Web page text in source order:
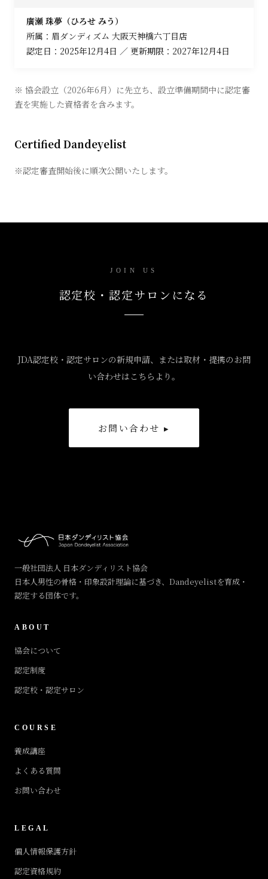
廣瀬 珠夢（ひろせ みう）
所属：眉ダンディズム 大阪天神橋六丁目店
認定日：2025年12月4日 ／ 更新期限：2027年12月4日
※ 協会設立（2026年6月）に先立ち、設立準備期間中に認定審
査を実施した資格者を含みます。
Certified Dandeyelist
※認定審査開始後に順次公開いたします。
JOIN US
認定校・認定サロンになる
JDA認定校・認定サロンの新規申請、または取材・提携のお問
い合わせはこちらより。
お問い合わせ ▸
一般社団法人 日本ダンディリスト協会
日本人男性の骨格・印象設計理論に基づき、Dandeyelistを育成・
認定する団体です。
ABOUT
協会について
認定制度
認定校・認定サロン
COURSE
養成講座
よくある質問
お問い合わせ
LEGAL
個人情報保護方針
認定資格規約